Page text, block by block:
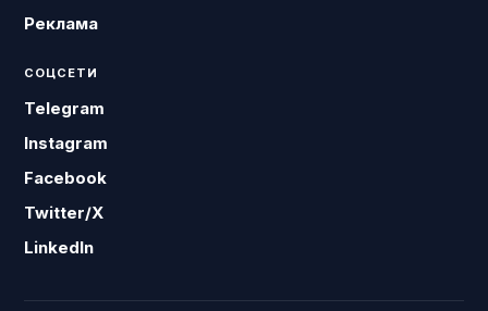
Реклама
СОЦСЕТИ
Telegram
Instagram
Facebook
Twitter/X
LinkedIn